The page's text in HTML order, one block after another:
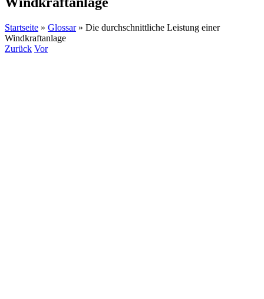
Startseite » Glossar» Die durchschnittliche Leistung einer
Windkraftanlage
Zurück Vor